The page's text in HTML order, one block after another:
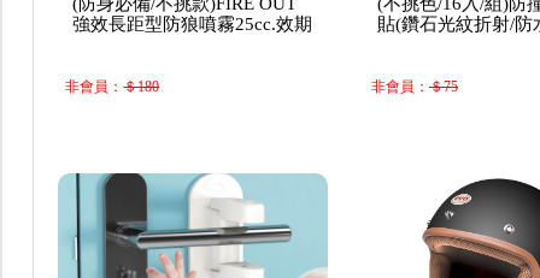
強效長距型防狼噴霧25cc.效期
非會員：＄180
貼(鑽石光紋折射/防
非會員： ＄75